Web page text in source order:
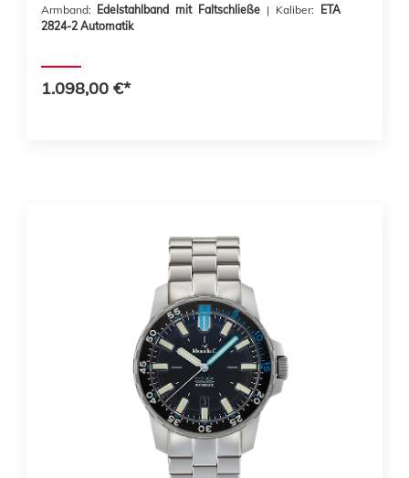
Armband: Edelstahlband mit Faltschließe | Kaliber:
ETA
2824-2 Automatik
1.098,00 €*